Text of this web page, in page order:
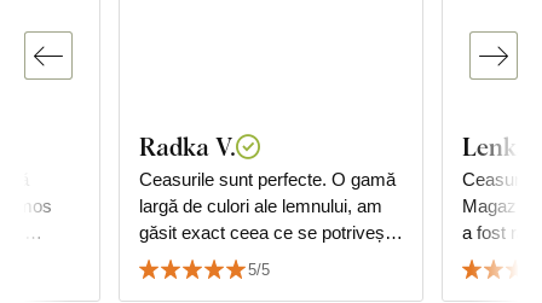
Radka V.
Ceasurile sunt perfecte. O gamă
largă de culori ale lemnului, am
găsit exact ceea ce se potrivește
cu mobilierul. Montaj ușor în doi
😊
5/5
Lenka
Ceasurile